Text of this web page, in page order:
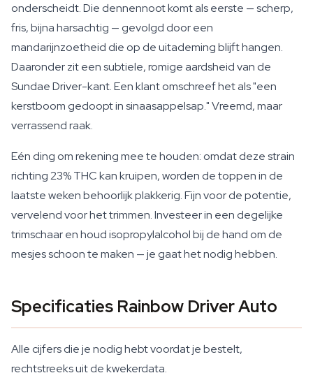
onderscheidt. Die dennennoot komt als eerste — scherp,
fris, bijna harsachtig — gevolgd door een
mandarijnzoetheid die op de uitademing blijft hangen.
Daaronder zit een subtiele, romige aardsheid van de
Sundae Driver-kant. Een klant omschreef het als "een
kerstboom gedoopt in sinaasappelsap." Vreemd, maar
verrassend raak.
Eén ding om rekening mee te houden: omdat deze strain
richting 23% THC kan kruipen, worden de toppen in de
laatste weken behoorlijk plakkerig. Fijn voor de potentie,
vervelend voor het trimmen. Investeer in een degelijke
trimschaar en houd isopropylalcohol bij de hand om de
mesjes schoon te maken — je gaat het nodig hebben.
Specificaties Rainbow Driver Auto
Alle cijfers die je nodig hebt voordat je bestelt,
rechtstreeks uit de kwekerdata.